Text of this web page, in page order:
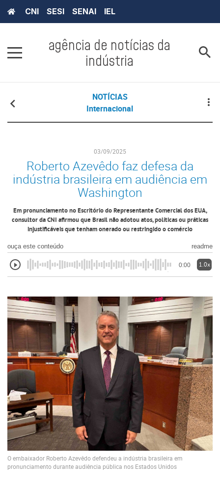
CNI SESI SENAI IEL
agência de notícias da
indústria
NOTÍCIAS
Internacional
03/09/2025
Roberto Azevêdo faz defesa da
indústria brasileira em audiência em
Washington
Em pronunciamento no Escritório do Representante Comercial dos EUA,
consultor da CNI afirmou que Brasil não adotou atos, políticas ou práticas
injustificáveis que tenham onerado ou restringido o comércio
ouça este conteúdo readme
0:00 1.0x
O embaixador Roberto Azevêdo defendeu a indústria brasileira em
pronunciamento durante audiência pública nos Estados Unidos